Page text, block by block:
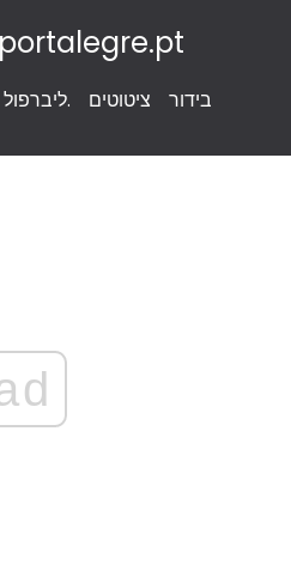
ליברפול פ.ק. ציטוטים בידור